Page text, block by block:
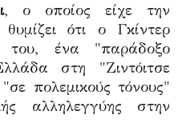
, ο οποίος είχε την
ότι ο Γκίντερ
ένα "παράδοξο
στη "Ζιντόιτσε
πολεμικούς τόνους"
αλληλεγγύης στην